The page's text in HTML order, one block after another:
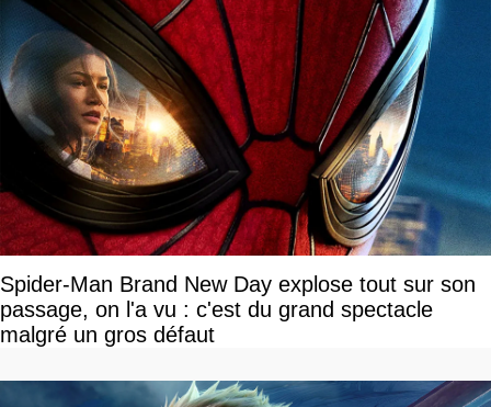
Spider-Man Brand New Day explose tout sur son
passage, on l'a vu : c'est du grand spectacle
malgré un gros défaut